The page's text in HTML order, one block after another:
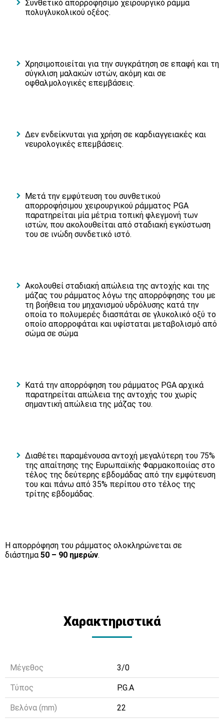
Συνθετικό απορροφήσιμο χειρουργικό ράμμα
πολυγλυκολικού οξέος.
Χρησιμοποιείται για την συγκράτηση σε επαφή και τη
σύγκλιση μαλακών ιστών, ακόμη και σε
οφθαλμολογικές επεμβάσεις.
Δεν ενδείκνυται για χρήση σε καρδιαγγειακές και
νευρολογικές επεμβάσεις.
Μετά την εμφύτευση του συνθετικού
απορροφήσιμου χειρουργικού ράμματος PGA
παρατηρείται μία μέτρια τοπική φλεγμονή των
ιστών, που ακολουθείται από σταδιακή εγκύστωση
του σε ινώδη συνδετικό ιστό.
Ακολουθεί σταδιακή απώλεια της αντοχής και της
μάζας του ράμματος λόγω της απορρόφησης του με
τη βοήθεια του μηχανισμού υδρόλυσης κατά την
οποία το πολυμερές διασπάται σε γλυκολικό οξύ το
οποίο απορροφάται και υφίσταται μεταβολισμό από
σώμα σε σώμα
Κατά την απορρόφηση του ράμματος PGA αρχικά
παρατηρείται απώλεια της αντοχής του χωρίς
σημαντική απώλεια της μάζας του.
Διαθέτει παραμένουσα αντοχή μεγαλύτερη του 75%
της απαίτησης της Ευρωπαϊκής Φαρμακοποιίας στο
τέλος της δεύτερης εβδομάδας από την εμφύτευση
του και πάνω από 35% περίπου στο τέλος της
τρίτης εβδομάδας.
Η απορρόφηση του ράμματος ολοκληρώνεται σε
διάστημα50 – 90 ημερών.
Χαρακτηριστικά
Μέγεθος 3/0
Τύπος P.G.A
Βελόνα (mm) 22